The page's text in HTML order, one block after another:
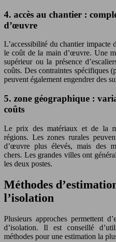
4. accès au chantier :
d’œuvre
L’accessibilité du chantier impacte
le coût de la main d’œuvre. Une
supérieur ou la présence
coûts. Des contraintes spécifiques
peuvent également engendrer des
5. zone géographique :
coûts
Le prix des matériaux et de la
régions. Les zones rurales
d’œuvre plus élevés, mais des
chers. Les grandes villes ont
les deux postes.
Méthodes
l’isolation
Plusieurs approches permettent
d’isolation. Il est conseillé
méthodes pour une estimation la